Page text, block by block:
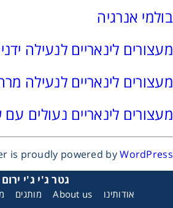
בולמי אנרגיה
מעצורים לינאריים לנעילה
מעצורים לינאריים לנעילה
מעצורים לינאריים נעולים
is proudly powered byWordPress
גטר ג'י ג'י ירום
אודותינו About us מותגים
עיבוד שבבי/רכיבי אוטומציה,
פיקוד ובקרה
רשתות ואביזרי מסוע